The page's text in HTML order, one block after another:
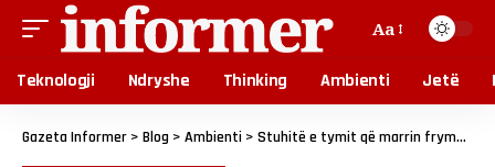
Aa
Teknologji Ndryshe Thinking Ambienti Jetë
Gazeta Informer > Blog > Ambienti > Stuhitë e tymit që marrin frymë nga zjarri godasin lart në atmosferë